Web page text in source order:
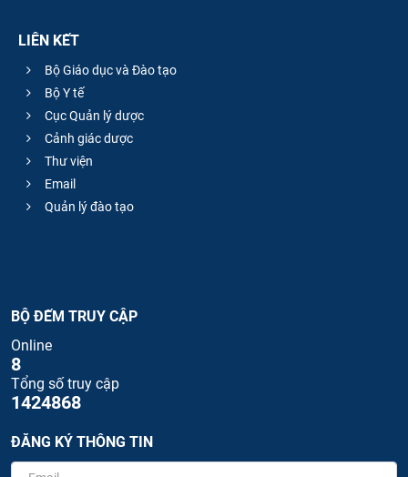
LIÊN KẾT
Bộ Giáo dục và Đào tạo
Bộ Y tế
Cục Quản lý dược
Cảnh giác dược
Thư viện
Email
Quản lý đào tạo
BỘ ĐẾM TRUY CẬP
Online
8
Tổng số truy cập
1424868
ĐĂNG KÝ THÔNG TIN